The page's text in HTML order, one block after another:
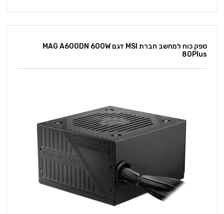
ספק כוח למחשב חברת MSI דגם MAG A600DN 600W
80Plus